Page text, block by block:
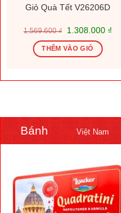
Giỏ Quà Tết V26206D
1.569.600₫
Giá
là:
1.569.600 ₫.
1.308.000 ₫Giá
THÊM VÀO GIỎ
Bánh Việt Nam